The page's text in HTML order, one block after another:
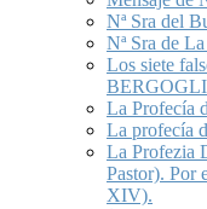
Nª Sra del
Nª Sra de
Los siete
La Profecía
La profecía
La Profezia
Pastor). Por
XIV).